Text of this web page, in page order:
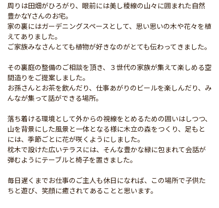
周りは田畑がひろがり、眼前には美し稜線の山々に囲まれた自然
豊かなYさんのお宅。
家の裏にはガーデニングスペースとして、思い思いの木や花々を植
えてありました。
ご家族みなさんとても植物が好きなのがとても伝わってきました。
その裏庭の整備のご相談を頂き、３世代の家族が集えて楽しめる空
間造りをご提案しました。
お孫さんとお茶を飲んだり、仕事あがりのビールを楽しんだり、み
んなが集って話ができる場所。
落ち着ける環境として外からの視線をとめるための囲いはしつつ、
山を背景にした風景と一体となる様に木立の森をつくり、足もと
には、季節ごとに花が咲くようにしました。
枕木で設けた広いテラスには、そんな豊かな緑に包まれて会話が
弾むようにテーブルと椅子を置きました。
毎日遅くまでお仕事のご主人も休日になれば、この場所で子供た
ちと遊び、笑顔に癒されてあることと思います。